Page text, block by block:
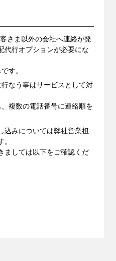
さま以外の会社へ連絡が発
代行オプションが必要にな
す。
なう事はサービスとして対
複数の電話番号に連絡順を
込みについては弊社営業担
ましては以下をご確認くだ